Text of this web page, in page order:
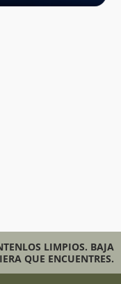
LIMPIOS. BAJA
QUE ENCUENTRES.